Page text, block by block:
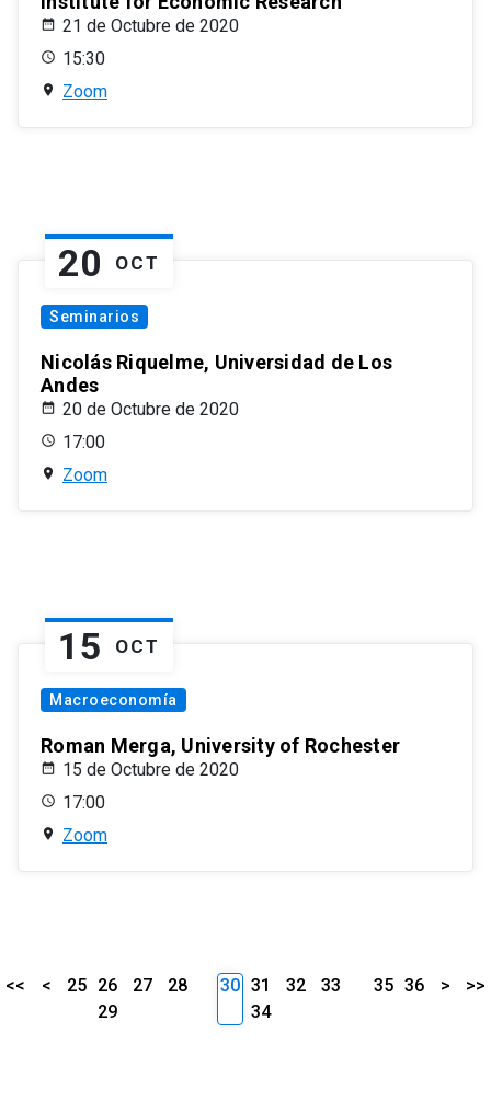
21 de Octubre de 2020
15:30
Zoom
20 OCT
Seminarios
Nicolás Riquelme, Universidad de Los
Andes
20 de Octubre de 2020
17:00
Zoom
15 OCT
Macroeconomía
Roman Merga, University of Rochester
15 de Octubre de 2020
17:00
Zoom
<< < 25 26 27
28
29
30 31 32
33
34
35 36 > >>